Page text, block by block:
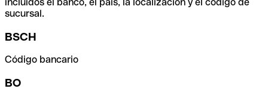
sucursal.
BSCH
Código bancario
BO